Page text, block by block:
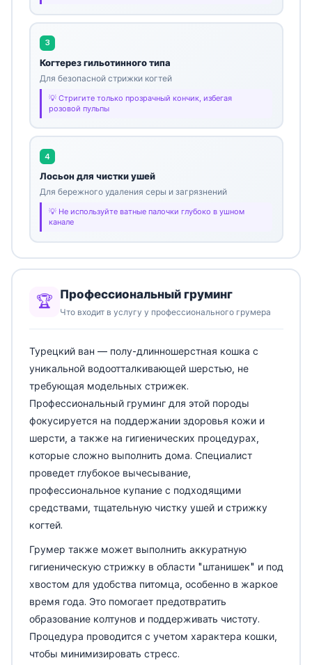
3
Когтерез гильотинного типа
Для безопасной стрижки когтей
Стригите только прозрачный кончик, избегая
розовой пульпы
4
Лосьон для чистки ушей
Для бережного удаления серы и загрязнений
Не используйте ватные палочки глубоко в ушном
канале
🏆 Профессиональный груминг
Что входит в услугу у профессионального грумера
Турецкий ван — полу-длинношерстная кошка с
уникальной водоотталкивающей шерстью, не
требующая модельных стрижек.
Профессиональный груминг для этой породы
фокусируется на поддержании здоровья кожи и
шерсти, а также на гигиенических процедурах,
которые сложно выполнить дома. Специалист
проведет глубокое вычесывание,
профессиональное купание с подходящими
средствами, тщательную чистку ушей и стрижку
когтей.
Грумер также может выполнить аккуратную
гигиеническую стрижку в области "штанишек" и под
хвостом для удобства питомца, особенно в жаркое
время года. Это помогает предотвратить
образование колтунов и поддерживать чистоту.
Процедура проводится с учетом характера кошки,
чтобы минимизировать стресс.